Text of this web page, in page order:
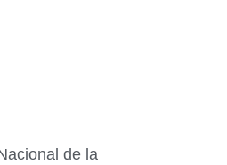
de la